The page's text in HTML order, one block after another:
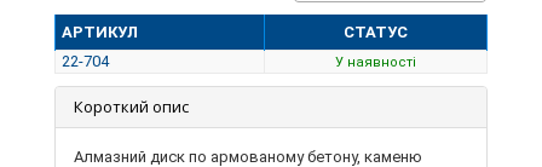
АРТИКУЛ
СТАТУС
22-704
У наявності
Короткий опис
Алмазний диск по армованому бетону, каменю